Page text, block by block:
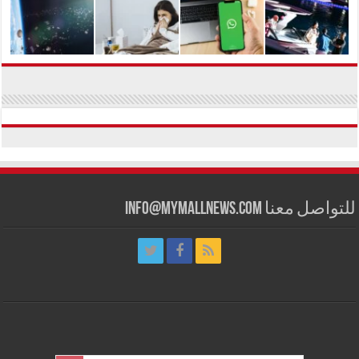
للتواصل معنا info@mymallnews.com